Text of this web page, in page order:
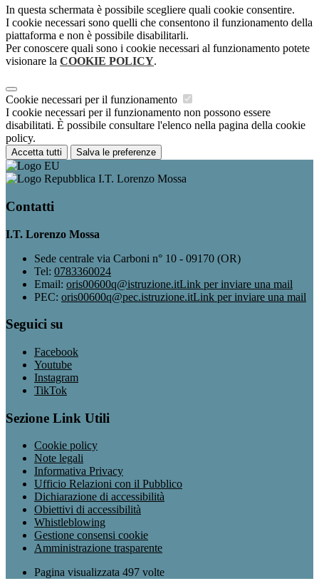
In questa schermata è possibile scegliere quali cookie consentire.
I cookie necessari sono quelli che consentono il funzionamento della
piattaforma e non è possibile disabilitarli.
Per conoscere quali sono i cookie necessari al funzionamento potete
visionare la COOKIE POLICY.
Cookie necessari per il funzionamento
I cookie necessari per il funzionamento non possono essere
disabilitati. È possibile consultare l'elenco nella pagina della cookie
policy.
Accetta tutti Salva le preferenze
I.T. Lorenzo Mossa
Contatti
I.T. Lorenzo Mossa
Sede centrale via Carboni n° 10 - 09170 (OR)
Tel: 0783360024
Email: oris00600q@istruzione.itLink per inviare una mail
PEC: oris00600q@pec.istruzione.itLink per inviare una mail
Seguici su
Facebook
Youtube
Instagram
TikTok
Sezione Link Utili
Cookie policy
Note legali
Informativa Privacy
Ufficio Relazioni con il Pubblico
Dichiarazione di accessibilità
Obiettivi di accessibilità
Whistleblowing
Gestione consensi cookie
Amministrazione trasparente
Pagina visualizzata 497 volte